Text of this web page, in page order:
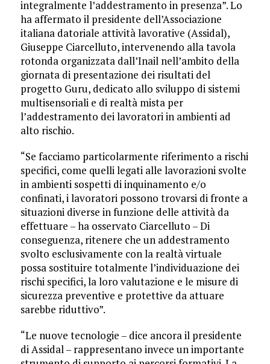
integralmente l’addestramento in presenza”. Lo
ha affermato il presidente dell’Associazione
italiana datoriale attività lavorative (Assidal),
Giuseppe Ciarcelluto, intervenendo alla tavola
rotonda organizzata dall’Inail nell’ambito della
giornata di presentazione dei risultati del
progetto Guru, dedicato allo sviluppo di sistemi
multisensoriali e di realtà mista per
l’addestramento dei lavoratori in ambienti ad
alto rischio.
“Se facciamo particolarmente riferimento a rischi
specifici, come quelli legati alle lavorazioni svolte
in ambienti sospetti di inquinamento e/o
confinati, i lavoratori possono trovarsi di fronte a
situazioni diverse in funzione delle attività da
effettuare – ha osservato Ciarcelluto – Di
conseguenza, ritenere che un addestramento
svolto esclusivamente con la realtà virtuale
possa sostituire totalmente l’individuazione dei
rischi specifici, la loro valutazione e le misure di
sicurezza preventive e protettive da attuare
sarebbe riduttivo”.
“Le nuove tecnologie – dice ancora il presidente
di Assidal – rappresentano invece un importante